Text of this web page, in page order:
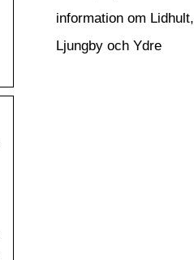
information om Lidhult,
Ljungby och Ydre